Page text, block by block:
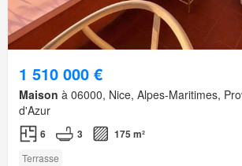
1 510 000 €
Maison à 06000, Nice, Alpes-Maritimes,
d'Azur
6 3 175 m²
Terrasse